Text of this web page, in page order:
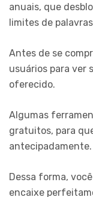
anuais, que
limites de
Antes de se
usuários para ver
oferecido.
Algumas
gratuitos, para
antecipadamente.
Dessa forma,
encaixe